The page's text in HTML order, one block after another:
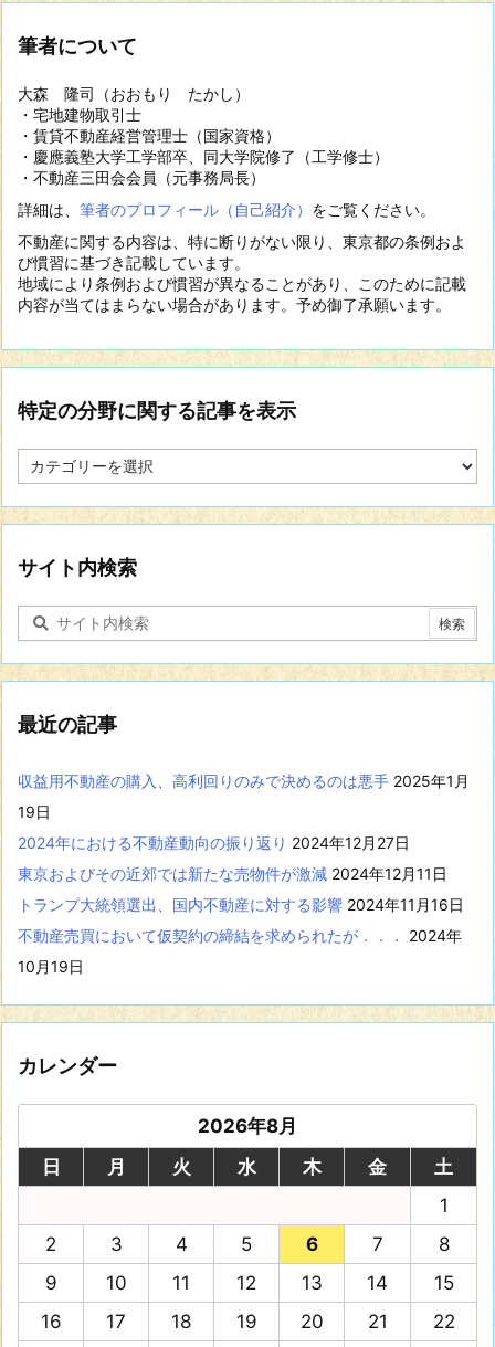
筆者について
大森 隆司（おおもり たかし）
・宅地建物取引士
・賃貸不動産経営管理士（国家資格）
・慶應義塾大学工学部卒、同大学院修了（工学修士）
・不動産三田会会員（元事務局長）
詳細は、 筆者のプロフィール（自己紹介） をご覧ください。
不動産に関する内容は、特に断りがない限り、東京都の条例およ
び慣習に基づき記載しています。
地域により条例および慣習が異なることがあり、このために記載
内容が当てはまらない場合があります。予め御了承願います。
特定の分野に関する記事を表示
定
分
に
関
す
記
事
を
示
サイト内検索
最近の記事
収益用不動産の購入、高利回りのみで決めるのは悪手 2025年1月
19日
2024年における不動産動向の振り返り 2024年12月27日
東京およびその近郊では新たな売物件が激減 2024年12月11日
トランプ大統領選出、国内不動産に対する影響 2024年11月16日
不動産売買において仮契約の締結を求められたが．．．
2024年
10月19日
カレンダー
2026年8月
日
月 火 水 木 金
土
1
2
3 4 5 6 7
8
9
10 11 12 13 14
15
16
17 18 19 20 21
22